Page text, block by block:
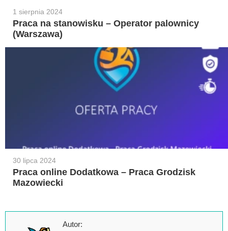
1 sierpnia 2024
Praca na stanowisku – Operator palownicy
(Warszawa)
30 lipca 2024
Praca online Dodatkowa – Praca Grodzisk
Mazowiecki
Autor: